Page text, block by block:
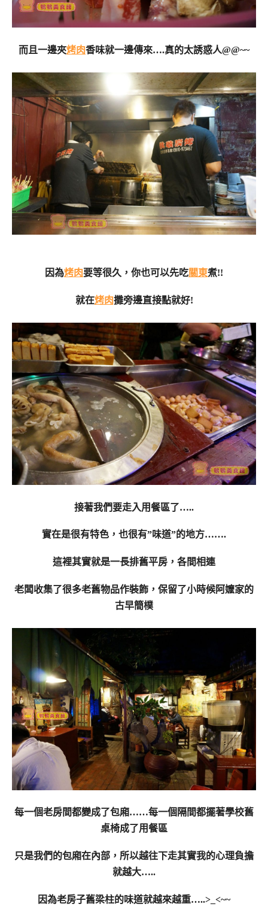
而且一邊夾烤肉香味就一邊傳來….真的太誘惑人@@~~
因為烤肉要等很久，你也可以先吃關東煮!!
就在烤肉攤旁邊直接點就好!
接著我們要走入用餐區了…..
實在是很有特色，也很有”味道”的地方…….
這裡其實就是一長排舊平房，各間相連
老闆收集了很多老舊物品作裝飾，保留了小時候阿嬤家的
古早簡樸
每一個老房間都變成了包廂……每一個隔間都擺著學校舊
桌椅成了用餐區
只是我們的包廂在內部，所以越往下走其實我的心理負擔
就越大…..
因為老房子舊梁柱的味道就越來越重…..>_<~~